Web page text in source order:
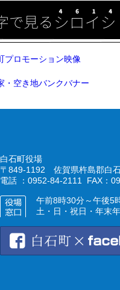
白石町役場
〒849-1192 佐賀県杵島郡白
電話 ：0952-84-2111 FAX：
午前8時30分～午後5
土・日・祝日・年末